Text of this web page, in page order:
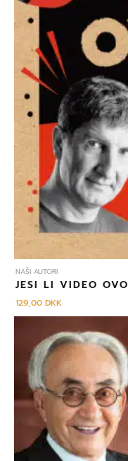
NAŠI AUTORI
JESI LI VIDEO OVO
129,00DKK